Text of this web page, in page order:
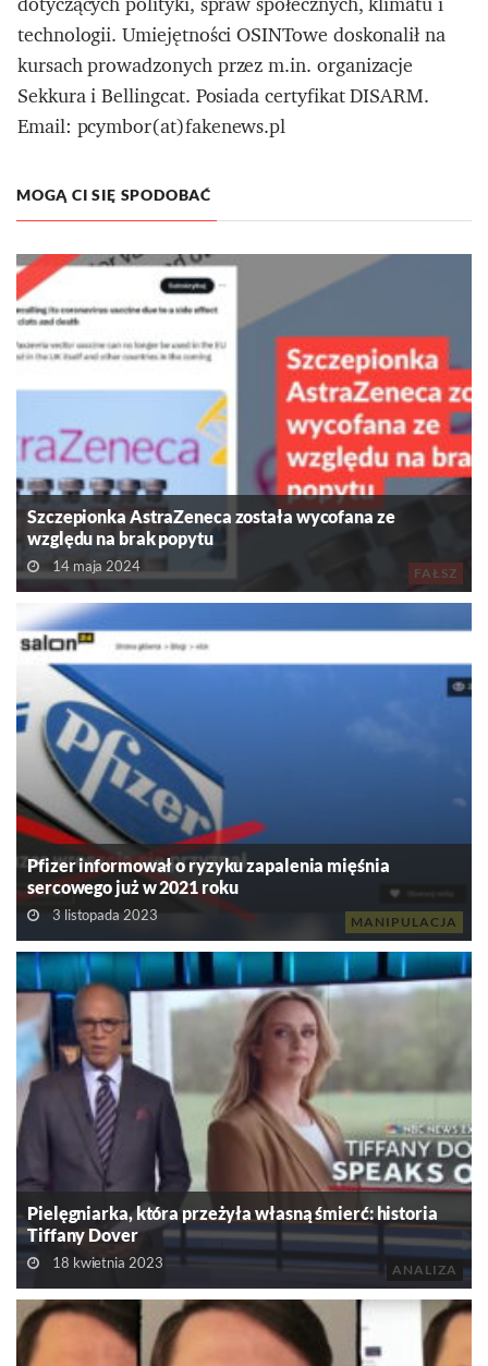
technologii. Umiejętności OSINTowe doskonalił na
kursach prowadzonych przez m.in. organizacje
Sekkura i Bellingcat. Posiada certyfikat DISARM.
Email: pcymbor(at)fakenews.pl
MOGĄ CI SIĘ SPODOBAĆ
FAŁSZ
Szczepionka AstraZeneca została wycofana ze
względu na brak popytu
14 maja 2024
MANIPULACJA
Pfizer informował o ryzyku zapalenia mięśnia
sercowego już w 2021 roku
3 listopada 2023
ANALIZA
Pielęgniarka, która przeżyła własną śmierć: historia
Tiffany Dover
18 kwietnia 2023